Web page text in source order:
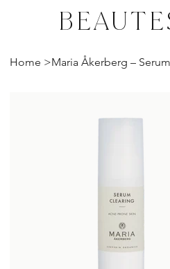
Home >Maria Åkerberg –